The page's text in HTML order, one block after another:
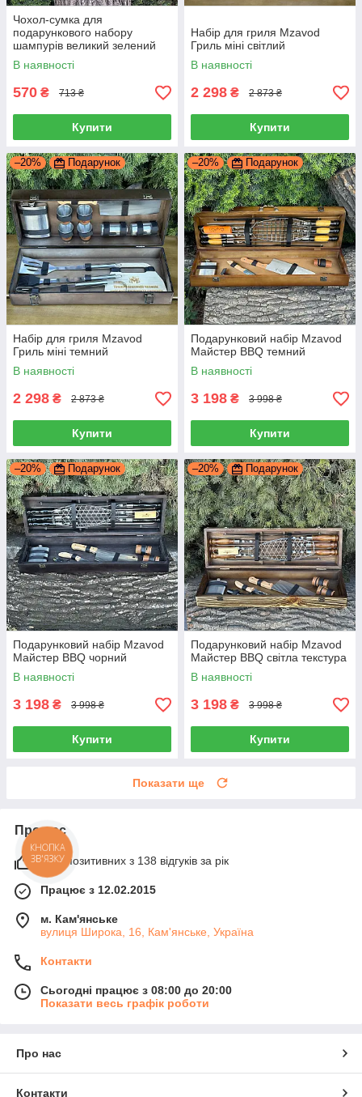
Чохол-сумка для
подарункового набору
шампурів великий зелений
В наявності
570 ₴ 713 ₴
Купити
Набір для гриля Mzavod
Гриль міні світлий
В наявності
2 298 ₴ 2 873 ₴
Купити
–20% Подарунок
Набір для гриля Mzavod
Гриль міні темний
В наявності
2 298 ₴ 2 873 ₴
Купити
–20% Подарунок
Подарунковий набір Mzavod
Майстер BBQ темний
В наявності
3 198 ₴ 3 998 ₴
Купити
–20% Подарунок
Подарунковий набір Mzavod
Майстер BBQ чорний
В наявності
3 198 ₴ 3 998 ₴
Купити
–20% Подарунок
Подарунковий набір Mzavod
Майстер BBQ світла текстура
В наявності
3 198 ₴ 3 998 ₴
Купити
Показати ще
Про нас
93% позитивних з 138 відгуків за рік
Працює з 12.02.2015
м. Кам'янське
вулиця Широка, 16, Кам'янське, Україна
Контакти
Сьогодні працює з 08:00 до 20:00
Показати весь графік роботи
Про нас
Контакти
КНОПКА
ЗВ'ЯЗКУ